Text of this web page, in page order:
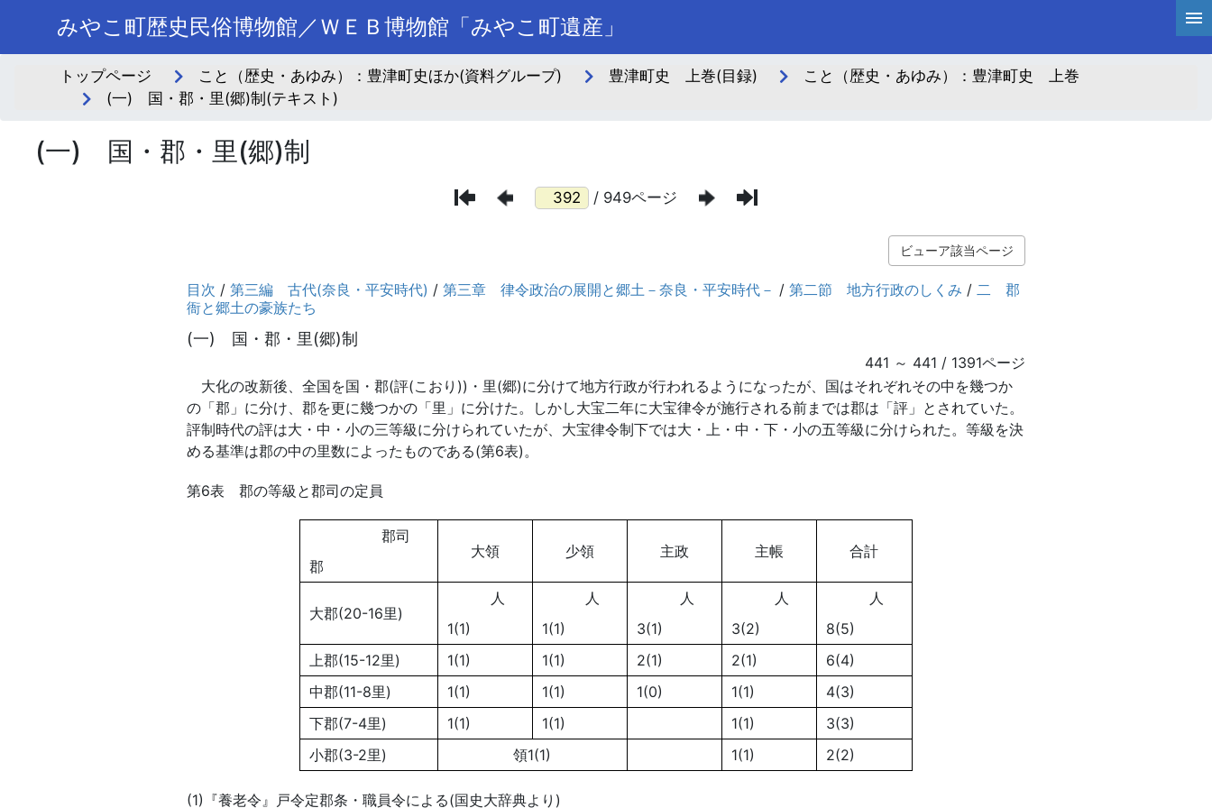
みやこ町歴史民俗博物館／ＷＥＢ博物館「みやこ町遺産」
トップページ こと（歴史・あゆみ）：豊津町史ほか(資料グループ) 豊津町史 上巻(目録)
こと（歴史・あゆみ）：豊津町史 上巻
(一) 国・郡・里(郷)制(テキスト)
(一) 国・郡・里(郷)制
/ 949ページ